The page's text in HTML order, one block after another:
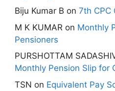
Biju Kumar B on 7th CPC
M K KUMAR on Monthly
Pensioners
PURSHOTTAM
Monthly Pension Slip for
TSN on Equivalent Pay